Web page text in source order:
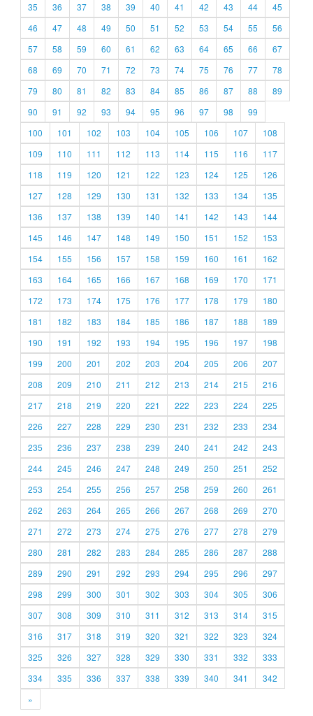
35
36 37 38 39 40 41 42 43 44
45
46
47 48 49 50 51 52 53 54 55
56
57
58 59 60 61 62 63 64 65 66
67
68
69 70 71 72 73 74 75 76 77
78
79
80 81 82 83 84 85 86 87 88
89
90
91 92 93 94 95 96 97 98
99
100
101 102 103 104 105 106 107
108
109
110 111 112 113 114 115 116
117
118
119 120 121 122 123 124 125
126
127
128 129 130 131 132 133 134
135
136
137 138 139 140 141 142 143
144
145
146 147 148 149 150 151 152
153
154
155 156 157 158 159 160 161
162
163
164 165 166 167 168 169 170
171
172
173 174 175 176 177 178 179
180
181
182 183 184 185 186 187 188
189
190
191 192 193 194 195 196 197
198
199
200 201 202 203 204 205 206
207
208
209 210 211 212 213 214 215
216
217
218 219 220 221 222 223 224
225
226
227 228 229 230 231 232 233
234
235
236 237 238 239 240 241 242
243
244
245 246 247 248 249 250 251
252
253
254 255 256 257 258 259 260
261
262
263 264 265 266 267 268 269
270
271
272 273 274 275 276 277 278
279
280
281 282 283 284 285 286 287
288
289
290 291 292 293 294 295 296
297
298
299 300 301 302 303 304 305
306
307
308 309 310 311 312 313 314
315
316
317 318 319 320 321 322 323
324
325
326 327 328 329 330 331 332
333
334
335 336 337 338 339 340 341
342
»